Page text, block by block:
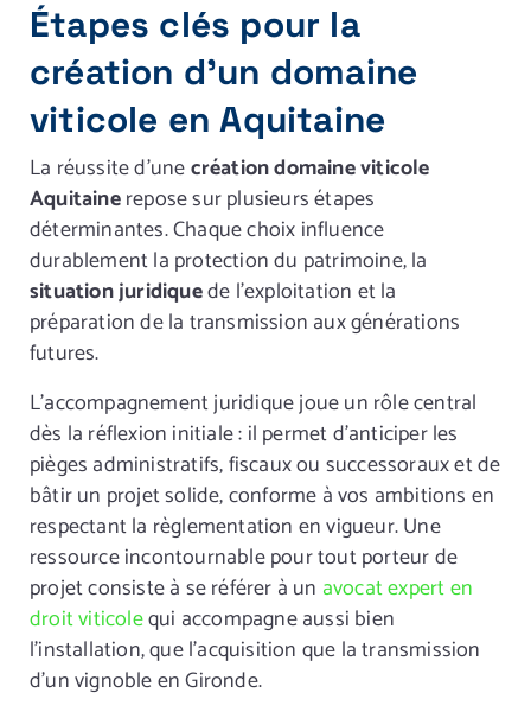
Étapes clés pour la
création d’un domaine
viticole en Aquitaine
La réussite d’unecréation domaine viticole
Aquitainerepose sur plusieurs étapes
déterminantes. Chaque choix influence
durablement la protection du patrimoine, la
situation juridiquede l’exploitation et la
préparation de la transmission aux générations
futures.
L’accompagnement juridique joue un rôle central
dès la réflexion initiale : il permet d’anticiper les
pièges administratifs, fiscaux ou successoraux et de
bâtir un projet solide, conforme à vos ambitions en
respectant la règlementation en vigueur. Une
ressource incontournable pour tout porteur de
projet consiste à se référer à un avocat expert en
droit viticolequi accompagne aussi bien
l’installation, que l’acquisition que la transmission
d’un vignoble en Gironde.